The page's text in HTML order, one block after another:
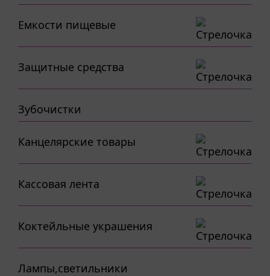
Емкости пищевые
Защитные средства
Зубочистки
Канцелярские товары
Кассовая лента
Коктейльные украшения
Лампы,светильники